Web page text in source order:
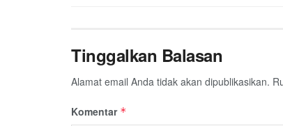
Tinggalkan Balasan
Alamat email Anda tidak akan dipublikasikan.
Komentar *